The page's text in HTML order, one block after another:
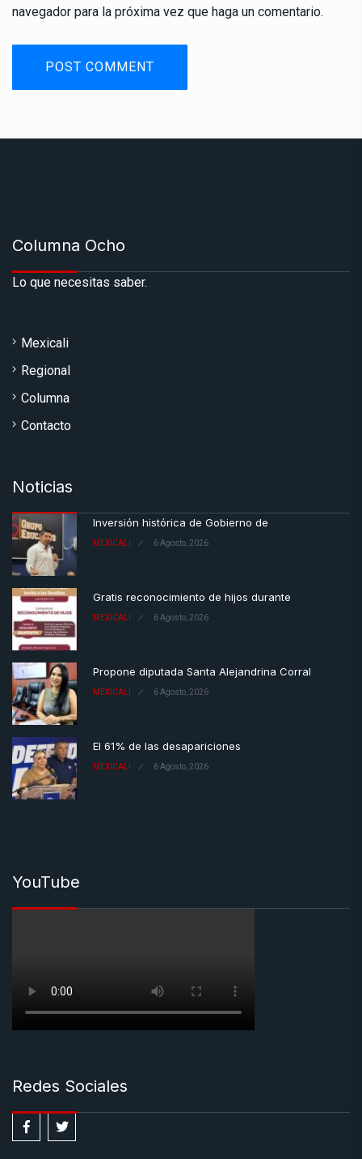
navegador para la próxima vez que haga un comentario.
Columna Ocho
Lo que necesitas saber.
Mexicali
Regional
Columna
Contacto
Noticias
Inversión histórica de Gobierno de
MEXICALI 6 Agosto, 2026
Gratis reconocimiento de hijos durante
MEXICALI 6 Agosto, 2026
Propone diputada Santa Alejandrina Corral
MEXICALI 6 Agosto, 2026
El 61% de las desapariciones
MEXICALI 6 Agosto, 2026
YouTube
Redes Sociales